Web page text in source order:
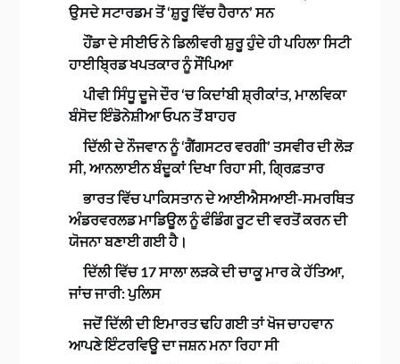
ਉਸਦੇ ਸਟਾਰਡਮ ਤੋਂ ‘ਸ਼ੁਰੂ ਵਿੱਚ ਹੈਰਾਨ’ ਸਨ
ਹੌਂਡਾ ਦੇ ਸੀਈਓ ਨੇ ਡਿਲੀਵਰੀ ਸ਼ੁਰੂ ਹੁੰਦੇ ਹੀ ਪਹਿਲਾ ਸਿਟੀ
ਹਾਈਬ੍ਰਿਡ ਖਪਤਕਾਰ ਨੂੰ ਸੌਂਪਿਆ
ਪੀਵੀ ਸਿੰਧੂ ਦੂਜੇ ਦੌਰ ‘ਚ ਕਿਦਾਂਬੀ ਸ਼੍ਰੀਕਾਂਤ, ਮਾਲਵਿਕਾ
ਬੰਸੋਦ ਇੰਡੋਨੇਸ਼ੀਆ ਓਪਨ ਤੋਂ ਬਾਹਰ
ਦਿੱਲੀ ਦੇ ਨੌਜਵਾਨ ਨੂੰ ‘ਗੈਂਗਸਟਰ ਵਰਗੀ’ ਤਸਵੀਰ ਦੀ ਲੋੜ
ਸੀ, ਆਨਲਾਈਨ ਬੰਦੂਕਾਂ ਦਿਖਾ ਰਿਹਾ ਸੀ, ਗ੍ਰਿਫ਼ਤਾਰ
ਭਾਰਤ ਵਿੱਚ ਪਾਕਿਸਤਾਨ ਦੇ ਆਈਐਸਆਈ-ਸਮਰਥਿਤ
ਅੰਡਰਵਰਲਡ ਮਾਡਿਊਲ ਨੂੰ ਫੰਡਿੰਗ ਰੂਟ ਦੀ ਵਰਤੋਂ ਕਰਨ ਦੀ
ਯੋਜਨਾ ਬਣਾਈ ਗਈ ਹੈ।
ਦਿੱਲੀ ਵਿੱਚ 17 ਸਾਲਾ ਲੜਕੇ ਦੀ ਚਾਕੂ ਮਾਰ ਕੇ ਹੱਤਿਆ,
ਜਾਂਚ ਜਾਰੀ: ਪੁਲਿਸ
ਜਦੋਂ ਦਿੱਲੀ ਦੀ ਇਮਾਰਤ ਢਹਿ ਗਈ ਤਾਂ ਖੋਜ ਚਾਹਵਾਨ
ਆਪਣੇ ਇੰਟਰਵਿਊ ਦਾ ਜਸ਼ਨ ਮਨਾ ਰਿਹਾ ਸੀ